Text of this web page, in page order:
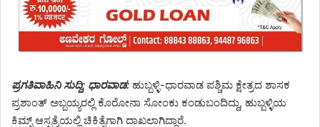
ಪ್ರಗತಿವಾಹಿನಿ ಸುದ್ದಿ; ಧಾರವಾಡ: ಹುಬ್ಬಳ್ಳಿ-ಧಾರವಾಡ ಪಶ್ಚಿಮ ಕ್ಷೇತ್ರದ ಶಾಸಕ
ಪ್ರಶಾಂತ್ ಅಬ್ಬಯ್ಯರಲ್ಲಿ ಕೊರೋನಾ ಸೋಂಕು ಕಂಡುಬಂದಿದ್ದು, ಹುಬ್ಬಳ್ಳಿಯ
ಕಿಮ್ಸ್ ಆಸ್ಪತ್ರೆಯಲ್ಲಿ ಚಿಕಿತ್ಸೆಗಾಗಿ ದಾಖಲಾಗಿದ್ದಾರೆ.